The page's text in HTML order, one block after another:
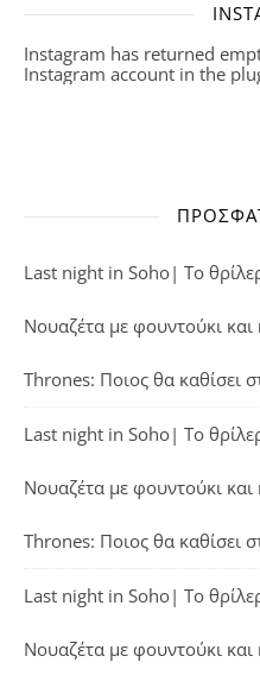
Instagram has returned
Instagram account in the
Last night in Soho| Το
Νουαζέτα με φουντούκι
Thrones: Ποιος θα καθίσει
Last night in Soho| Το
Νουαζέτα με φουντούκι
Thrones: Ποιος θα καθίσει
Last night in Soho| Το
Νουαζέτα με φουντούκι